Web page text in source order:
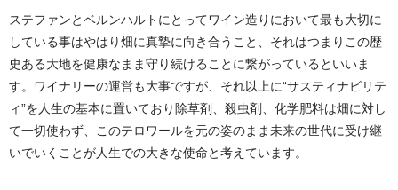
ステファンとベルンハルトにとってワイン造りにおいて最も大切に
している事はやはり畑に真摯に向き合うこと、それはつまりこの歴
史ある大地を健康なまま守り続けることに繋がっているといいま
す。ワイナリーの運営も大事ですが、それ以上に“サスティナビリテ
ィ”を人生の基本に置いており除草剤、殺虫剤、化学肥料は畑に対し
て一切使わず、このテロワールを元の姿のまま未来の世代に受け継
いでいくことが人生での大きな使命と考えています。